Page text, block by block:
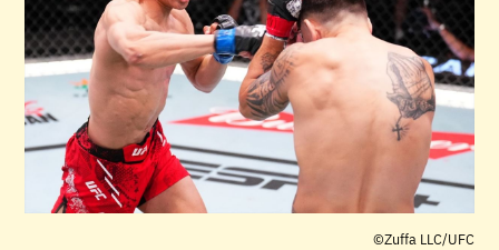
©Zuffa LLC/UFC